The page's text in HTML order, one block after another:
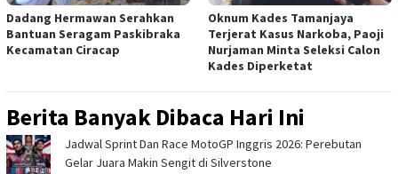
Dadang Hermawan Serahkan
Bantuan Seragam Paskibraka
Kecamatan Ciracap
Oknum Kades Tamanjaya
Terjerat Kasus Narkoba, Paoji
Nurjaman Minta Seleksi Calon
Kades Diperketat
Berita Banyak Dibaca Hari Ini
Jadwal Sprint Dan Race MotoGP Inggris 2026: Perebutan
Gelar Juara Makin Sengit di Silverstone